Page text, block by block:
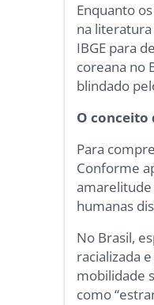
Enquanto
na
IBGE para
coreana no
blindado
O conceito
Para
Conforme
amarelitude
humanas
No Brasil,
racializada
mobilidade
como